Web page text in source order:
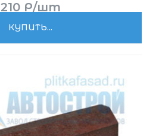
210 Р/шт
КУПИТЬ...